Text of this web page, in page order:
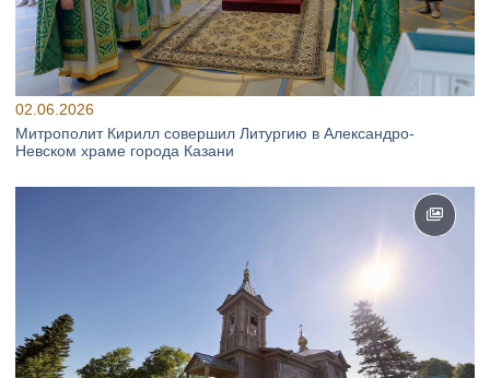
02.06.2026
Митрополит Кирилл совершил Литургию в Александро-
Невском храме города Казани